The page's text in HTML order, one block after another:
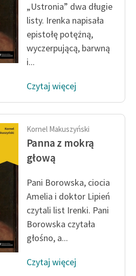
„Ustronia” dwa długie
listy. Irenka napisała
epistołę potężną,
wyczerpującą, barwną
i...
Czytaj więcej
Kornel Makuszyński
Panna z mokrą
głową
Pani Borowska, ciocia
Amelia i doktor Lipień
czytali list Irenki. Pani
Borowska czytała
głośno, a...
Czytaj więcej